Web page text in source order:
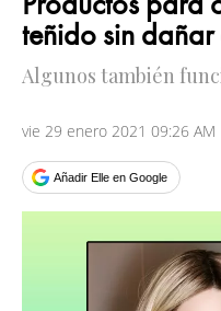
teñido sin dañar
Algunos también
vie 29 enero 2021 09:26 AM
Añadir Elle en Google